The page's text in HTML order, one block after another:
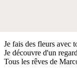
Je fais des fleurs avec
Je découvre d'un
Tous les rêves de